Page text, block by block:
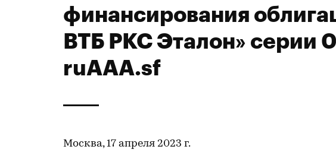
финансирования
ВТБ РКС Эталон» серии
ruAAA.sf
Москва, 17 апреля 2023 г.